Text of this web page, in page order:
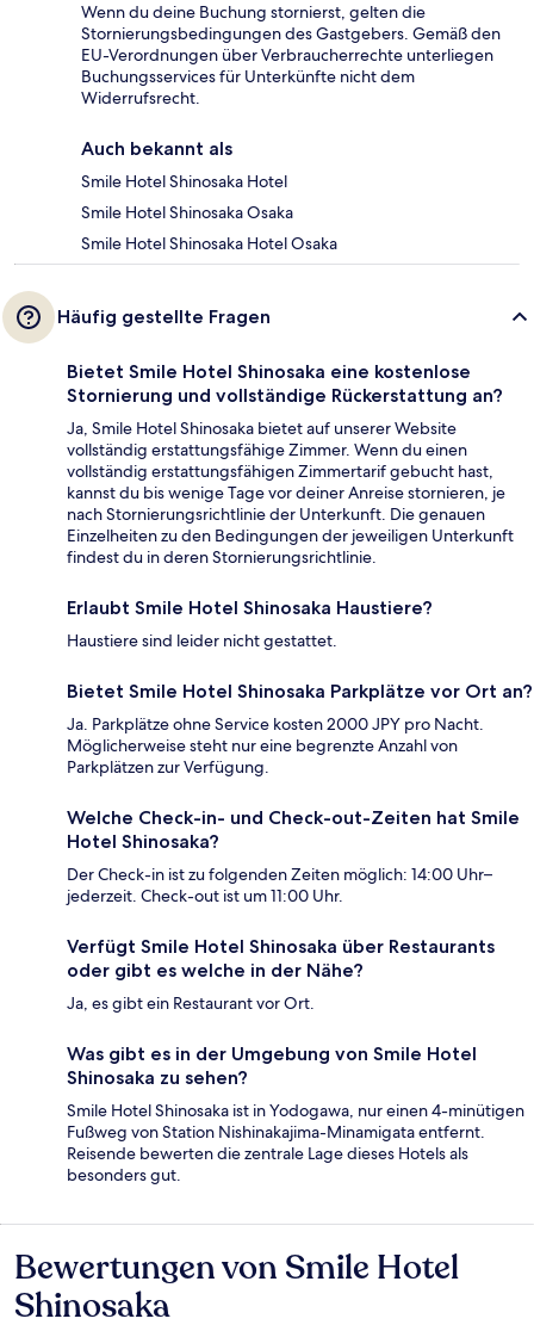
Wenn du deine Buchung stornierst, gelten die
Stornierungsbedingungen des Gastgebers. Gemäß den
EU-Verordnungen über Verbraucherrechte unterliegen
Buchungsservices für Unterkünfte nicht dem
Widerrufsrecht.
Auch bekannt als
Smile Hotel Shinosaka Hotel
Smile Hotel Shinosaka Osaka
Smile Hotel Shinosaka Hotel Osaka
Häufig gestellte Fragen
Bietet Smile Hotel Shinosaka eine kostenlose
Stornierung und vollständige Rückerstattung an?
Ja, Smile Hotel Shinosaka bietet auf unserer Website
vollständig erstattungsfähige Zimmer. Wenn du einen
vollständig erstattungsfähigen Zimmertarif gebucht hast,
kannst du bis wenige Tage vor deiner Anreise stornieren, je
nach Stornierungsrichtlinie der Unterkunft. Die genauen
Einzelheiten zu den Bedingungen der jeweiligen Unterkunft
findest du in deren Stornierungsrichtlinie.
Erlaubt Smile Hotel Shinosaka Haustiere?
Haustiere sind leider nicht gestattet.
Bietet Smile Hotel Shinosaka Parkplätze vor Ort an?
Ja. Parkplätze ohne Service kosten 2000 JPY pro Nacht.
Möglicherweise steht nur eine begrenzte Anzahl von
Parkplätzen zur Verfügung.
Welche Check-in- und Check-out-Zeiten hat Smile
Hotel Shinosaka?
Der Check-in ist zu folgenden Zeiten möglich: 14:00 Uhr–
jederzeit. Check-out ist um 11:00 Uhr.
Verfügt Smile Hotel Shinosaka über Restaurants
oder gibt es welche in der Nähe?
Ja, es gibt ein Restaurant vor Ort.
Was gibt es in der Umgebung von Smile Hotel
Shinosaka zu sehen?
Smile Hotel Shinosaka ist in Yodogawa, nur einen 4-minütigen
Fußweg von Station Nishinakajima-Minamigata entfernt.
Reisende bewerten die zentrale Lage dieses Hotels als
besonders gut.
Bewertungen
Bewertungen von Smile Hotel
Shinosaka